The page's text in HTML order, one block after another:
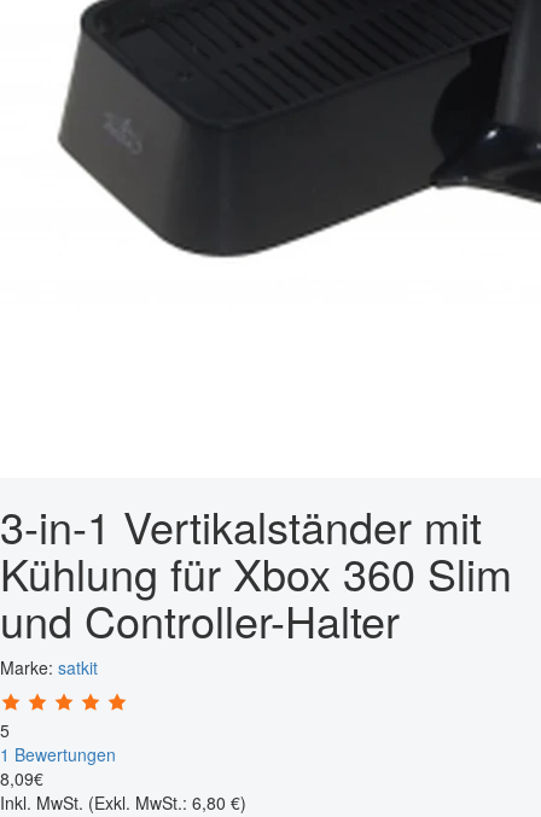
3-in-1 Vertikalständer mit
Kühlung für Xbox 360 Slim
und Controller-Halter
Marke: satkit
5
1 Bewertungen
8,09€
Inkl. MwSt. (Exkl. MwSt.: 6,80 €)